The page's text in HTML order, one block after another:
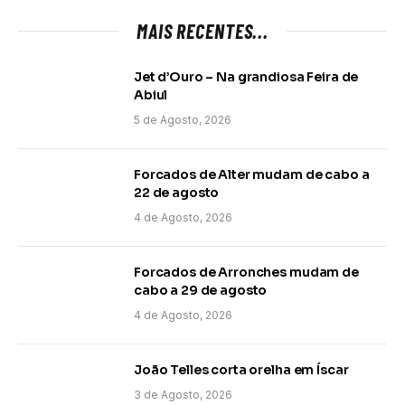
MAIS RECENTES...
Jet d’Ouro – Na grandiosa Feira de
Abiul
5 de Agosto, 2026
Forcados de Alter mudam de cabo a
22 de agosto
4 de Agosto, 2026
Forcados de Arronches mudam de
cabo a 29 de agosto
4 de Agosto, 2026
João Telles corta orelha em Íscar
3 de Agosto, 2026